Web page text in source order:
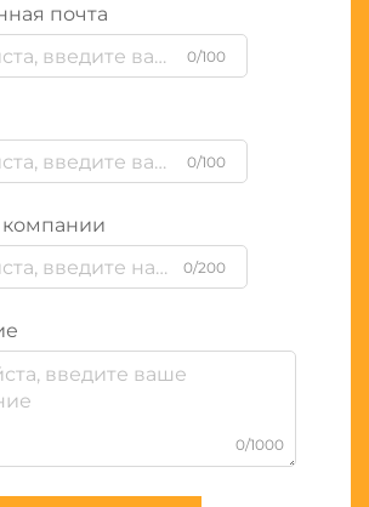
почта
0/100
0/100
0/200
0/1000